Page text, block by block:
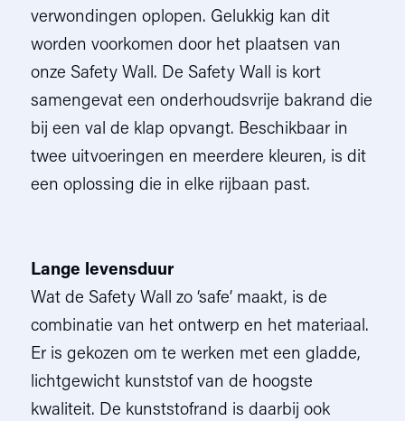
verwondingen oplopen. Gelukkig kan dit
worden voorkomen door het plaatsen van
onze Safety Wall. De Safety Wall is kort
samengevat een onderhoudsvrije bakrand die
bij een val de klap opvangt. Beschikbaar in
twee uitvoeringen en meerdere kleuren, is dit
een oplossing die in elke rijbaan past.
Lange levensduur
Wat de Safety Wall zo ‘safe’ maakt, is de
combinatie van het ontwerp en het materiaal.
Er is gekozen om te werken met een gladde,
lichtgewicht kunststof van de hoogste
kwaliteit. De kunststofrand is daarbij ook